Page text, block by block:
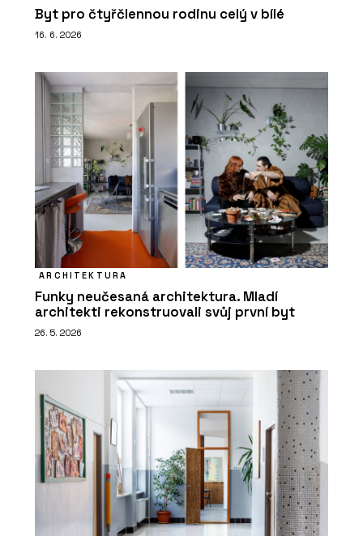
Byt pro čtyřčlennou rodinu celý v bílé
16. 6. 2026
ARCHITEKTURA
Funky neučesaná architektura. Mladí
architekti rekonstruovali svůj první byt
26. 5. 2026